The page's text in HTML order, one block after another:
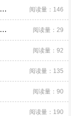
最简单的凉拌茄子怎么做 凉拌茄子的做法家常窍门 阅读量：146
带鱼怎么做好吃又简单 经典家常菜红烧带鱼的做法 阅读量：29
阅读量：92
阅读量：135
阅读量：90
阅读量：190